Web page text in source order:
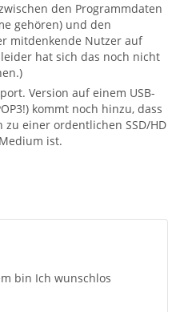
den Programmdaten
gehören) und den
mitdenkende Nutzer auf
hat sich das noch nicht
Version auf einem USB-
kommt noch hinzu, dass
zu einer ordentlichen SSD/HD
ist.
bin Ich wunschlos